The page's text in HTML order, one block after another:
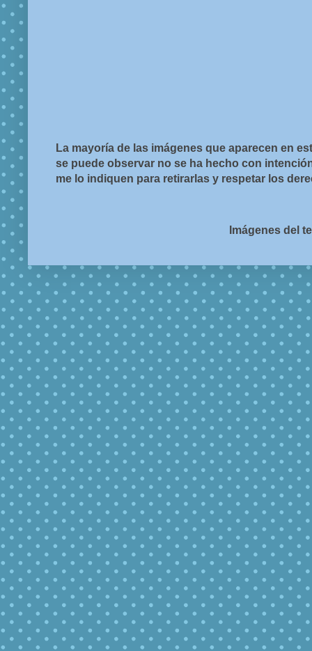
La mayoría de las imágenes que aparecen en
se puede observar no se ha hecho con
me lo indiquen para retirarlas y respetar los
Imágenes del